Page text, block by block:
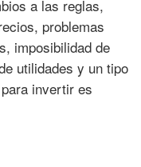
a las reglas,
problemas
imposibilidad de
utilidades y un tipo
invertir es